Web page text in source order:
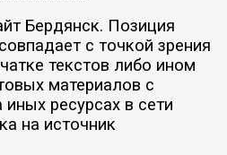
Бердянск. Позиция
с точкой зрения
текстов либо ином
материалов с
ресурсах в сети
на источник